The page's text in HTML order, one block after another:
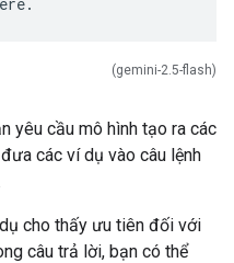
(gemini-2.5-flash)
yêu cầu mô hình tạo ra các
các ví dụ vào câu lệnh
cho thấy ưu tiên đối với
câu trả lời, bạn có thể